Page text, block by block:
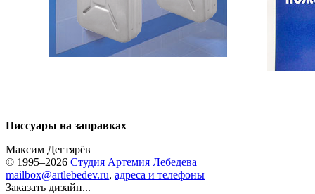
Писсуары на заправках
Максим Дегтярёв
© 1995–2026 Студия Артемия Лебедева
mailbox@artlebedev.ru, адреса и телефоны
Заказать дизайн...